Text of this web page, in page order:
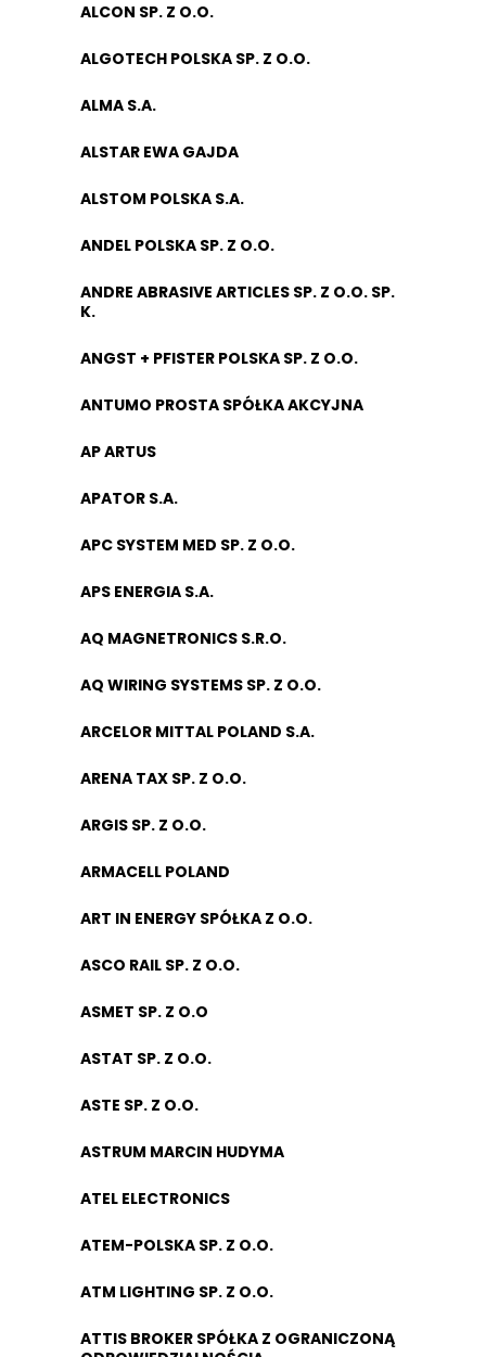
ALCON SP. Z O.O.
ALGOTECH POLSKA SP. Z O.O.
ALMA S.A.
ALSTAR EWA GAJDA
ALSTOM POLSKA S.A.
ANDEL POLSKA SP. Z O.O.
ANDRE ABRASIVE ARTICLES SP. Z O.O. SP.
K.
ANGST + PFISTER POLSKA SP. Z O.O.
ANTUMO PROSTA SPÓŁKA AKCYJNA
AP ARTUS
APATOR S.A.
APC SYSTEM MED SP. Z O.O.
APS ENERGIA S.A.
AQ MAGNETRONICS S.R.O.
AQ WIRING SYSTEMS SP. Z O.O.
ARCELOR MITTAL POLAND S.A.
ARENA TAX SP. Z O.O.
ARGIS SP. Z O.O.
ARMACELL POLAND
ART IN ENERGY SPÓŁKA Z O.O.
ASCO RAIL SP. Z O.O.
ASMET SP. Z O.O
ASTAT SP. Z O.O.
ASTE SP. Z O.O.
ASTRUM MARCIN HUDYMA
ATEL ELECTRONICS
ATEM-POLSKA SP. Z O.O.
ATM LIGHTING SP. Z O.O.
ATTIS BROKER SPÓŁKA Z OGRANICZONĄ